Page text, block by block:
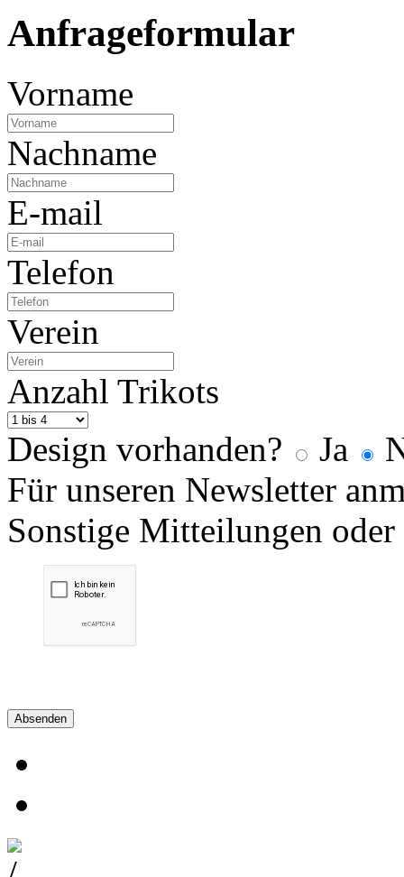
Anfrageformular
Vorname
Nachname
E-mail
Telefon
Verein
Anzahl Trikots
Design vorhanden?
Ja
Für unseren Newsletter
Sonstige Mitteilungen oder
Absenden